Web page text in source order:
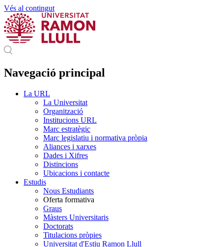
Vés al contingut
Navegació principal
La URL
La Universitat
Organització
Institucions URL
Marc estratègic
Marc legislatiu i normativa pròpia
Aliances i xarxes
Dades i Xifres
Distincions
Ubicacions i contacte
Estudis
Nous Estudiants
Oferta formativa
Graus
Màsters Universitaris
Doctorats
Titulacions pròpies
Universitat d'Estiu Ramon Llull